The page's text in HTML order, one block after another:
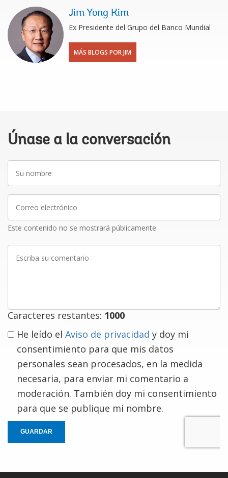
Jim Yong Kim
Ex Presidente del Grupo del Banco Mundial
MÁS BLOGS POR JIM
Únase a la conversación
nombre
electrónico
Este contenido no se mostrará públicamente
Caracteres restantes: 1000
He leído el Aviso de privacidad y doy mi
consentimiento para que mis datos
personales sean procesados, en la medida
necesaria, para enviar mi comentario a
moderación. También doy mi consentimiento
para que se publique mi nombre.
GUARDAR